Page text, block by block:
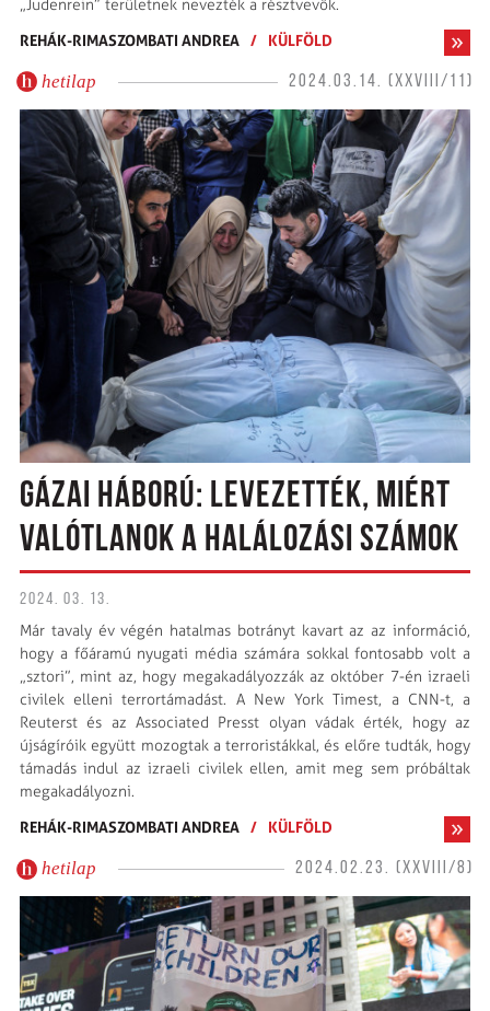
„Judenrein” területnek nevezték a résztvevők.
REHÁK-RIMASZOMBATI ANDREA / KÜLFÖLD
hetilap 2024.03.14. (XXVIII/11)
GÁZAI HÁBORÚ: LEVEZETTÉK, MIÉRT
VALÓTLANOK A HALÁLOZÁSI SZÁMOK
2024. 03. 13.
Már tavaly év végén hatalmas botrányt kavart az az információ,
hogy a főáramú nyugati média számára sokkal fontosabb volt a
„sztori”, mint az, hogy megakadályozzák az október 7-én izraeli
civilek elleni terrortámadást. A New York Timest, a CNN-t, a
Reuterst és az Associated Presst olyan vádak érték, hogy az
újságíróik együtt mozogtak a terroristákkal, és előre tudták, hogy
támadás indul az izraeli civilek ellen, amit meg sem próbáltak
megakadályozni.
REHÁK-RIMASZOMBATI ANDREA / KÜLFÖLD
hetilap 2024.02.23. (XXVIII/8)